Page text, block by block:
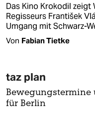
Das Kino Krokodil zeigt
Regisseurs František
Umgang mit Schwarz-
Von Fabian Tietke
taz plan
Bewegungstermine
für Berlin